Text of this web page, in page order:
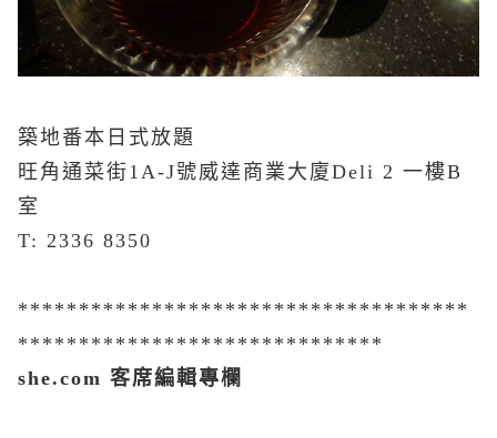
築地番本日式放題
旺角通菜街1A-J號威達商業大廈Deli 2 一樓B
室
T: 2336 8350
*************************************
******************************
she.com 客席編輯專欄